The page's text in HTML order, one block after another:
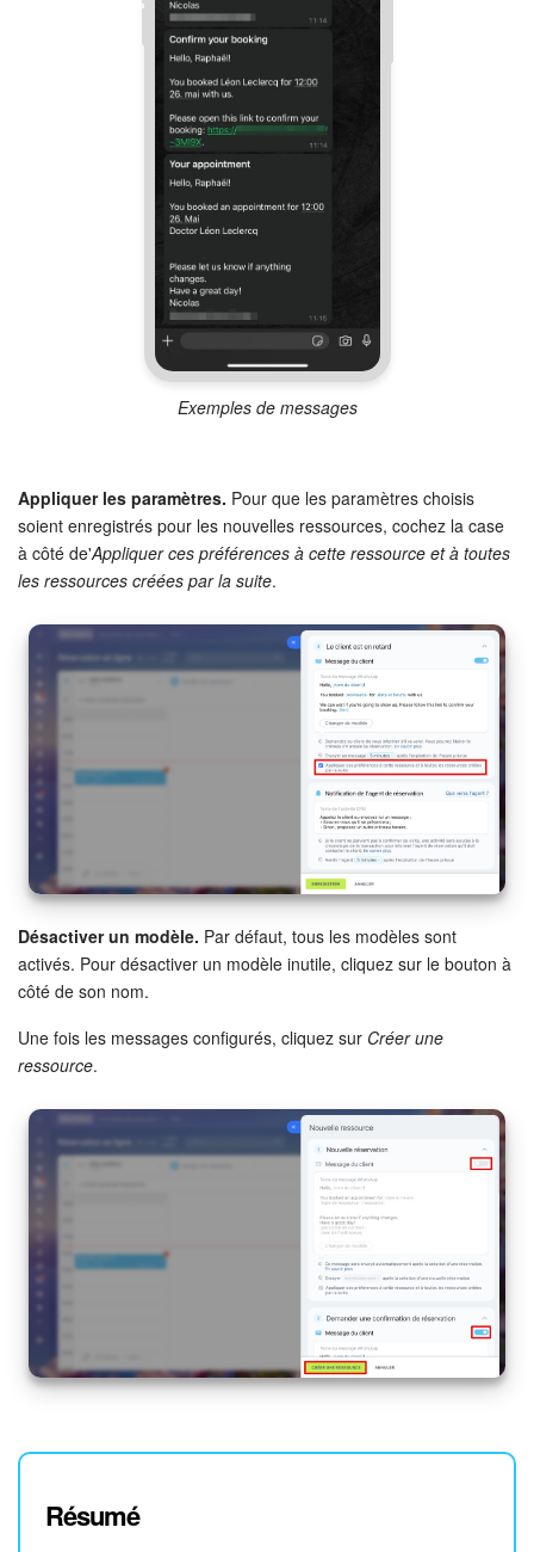
Exemples de messages
Appliquer les paramètres. Pour que les paramètres choisis
soient enregistrés pour les nouvelles ressources, cochez la case
à côté de'Appliquer ces préférences à cette ressource et à toutes
les ressources créées par la suite.
Désactiver un modèle. Par défaut, tous les modèles sont
activés. Pour désactiver un modèle inutile, cliquez sur le bouton à
côté de son nom.
Une fois les messages configurés, cliquez sur Créer une
ressource.
Résumé